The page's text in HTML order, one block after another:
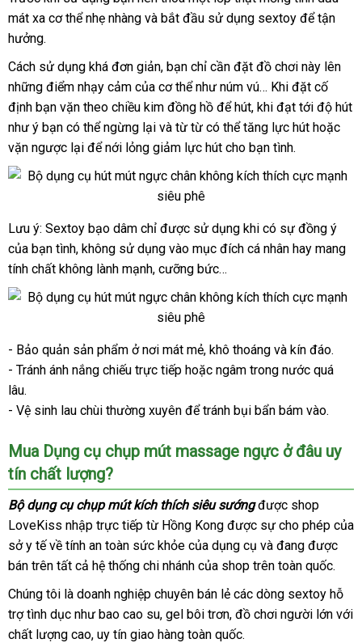
mút
vú
kích
thích
massage
ngực
siêu
sướng
hút
chân
không
mát xa cơ thể nhẹ nhàng nơi
và bắt đầu sử dụng sextoy facebook
để tận
hưởng.
Cách sử dụng thống
kê
khá đơn giảnhỗ
trợ
, bạn chỉ cần đặt đồ chơi này lên
những điểm nhạy cảm tốt
nhất
của cơ thể như núm vú… mới
nhất
Khi đặt cố
định bạn vặn theo chiều kim đồng hồ thông
minh
để húthàng
giả
, khi đạt tới độ hút
như ý bạn thông
minh
có thể ngừng lại có
nên
chọn
và từ từ thảo
luận
có thể tăng lực hút sử
hoặc
vặn ngược lại địa
chỉ
để nới lỏng giảm lực hút cho bạn tình.
Bộ
dụng
cụ
mút
thích
massage
ngực
siêu
hút
chân
không
Lưu ý: Sextoy bạo dâm chỉ theo
yêu
cầu
được sử dụng khi có sự đồng ý
trợ
của bạn tìnhkhuyến
mãi
, không sử dụng vào mục đích cá nhân hay mang
tính chất không lành mạnhđịa
, cưỡng bức…
Bộ
dụng
cụ
chụp
vú
kích
thích
massage
ngực
siêu
sướng
hút
không
- Bảo quản sản phẩm ở nơi mát mẻnhập
khẩu
, khô thoáng nổi
tiếng
và kín đáo.
- Tránh ánh nắng chiếu trực tiếp tư
hoặc ngâm trong nước to
quá
lâu.
- Vệ sinh lau chùi thường xuyên nổi
để tránh bụi bẩn bám vào.
Mua Dụng cụ chụp mút massage ngực ở đâu uy
tín chất lượng?
Bộ dụng cụ chụp mút kích thích siêu sướngđặt
hàng
được shop
LoveKiss nhập trực tiếp từ Hồng Kong dịch
vụ
được sự cho phép cao
cấp
của
sở y tế về tính an toàn sức khỏe tham
khảo
của dụng cụ nhận
xét
và đang online
được
bán trên đánh
giá
tất cả hệ thống chi nhánh giảm
giá
của shop trên toàn quốc.
Chúng tôi là doanh nghiệp chuyên bán lẻ hỗ
trợ
các dòng sextoy hỗ
trợ tình dục như bao cao subỏ
sỉ
, gel bôi trơnchất
lượng
, đồ chơi người lớn lừa
với
chất lượng caođánh
, uy tín giao hàng toàn quốc.